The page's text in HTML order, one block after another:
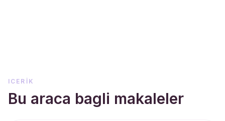
ICERIK
Bu araca bagli makaleler